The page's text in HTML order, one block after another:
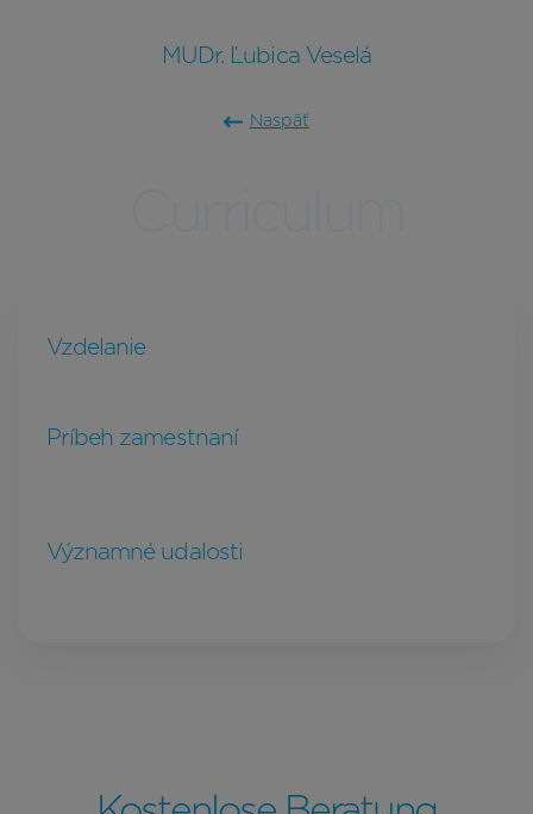
MUDr. Ľubica Veselá
Naspäť
Vzdelanie
Príbeh zamestnaní
Významné udalosti